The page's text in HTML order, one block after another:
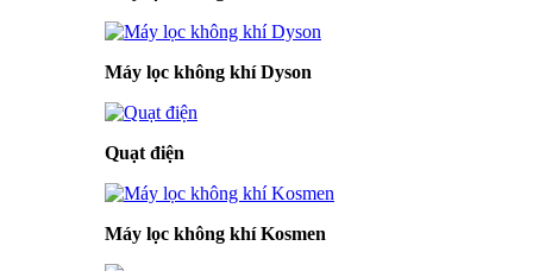
Máy lọc không khí Dyson
Quạt điện
Máy lọc không khí Kosmen